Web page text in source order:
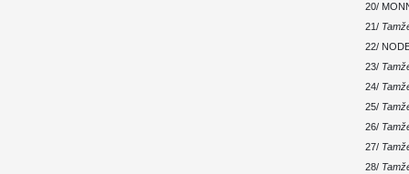
20/
21/
22/
23/
24/
25/
26/
27/
28/